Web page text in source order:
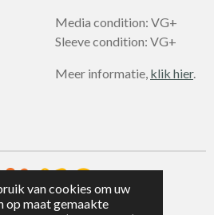
van cookies om uw
op maat gemaakte
Media condition: VG+
Sleeve condition: VG+
Meer informatie, klik hier.